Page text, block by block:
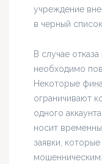
учреждение
в черный список.
В случае
необходимо
Некоторые
ограничивают
одного
носит
заявки,